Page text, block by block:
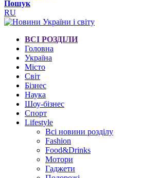
Пошук
RU
ВСІ РОЗДІЛИ
Головна
Україна
Місто
Світ
Бізнес
Наука
Шоу-бізнес
Спорт
Lifestyle
Всі новини розділу
Fashion
Food&Drinks
Мотори
Гаджети